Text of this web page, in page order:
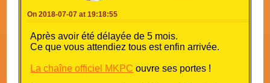
On 2018-07-07 at 19:18:55
Après avoir été délayée de 5 mois.
Ce que vous attendiez tous est enfin arrivée.
La chaîne officiel MKPC ouvre ses portes !